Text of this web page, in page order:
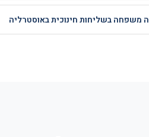
משפחה בשליחות חינוכית באוסטרליה